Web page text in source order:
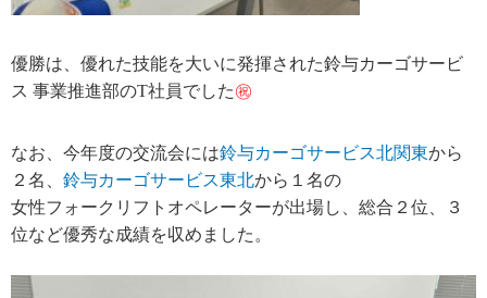
優勝は、優れた技能を大いに発揮された鈴与カーゴサービ
ス 事業推進部のT社員でした㊗
なお、今年度の交流会には鈴与カーゴサービス北関東から
２名、 鈴与カーゴサービス東北から１名の
女性フォークリフトオペレーターが出場し、総合２位、３
位など優秀な成績を収めました。